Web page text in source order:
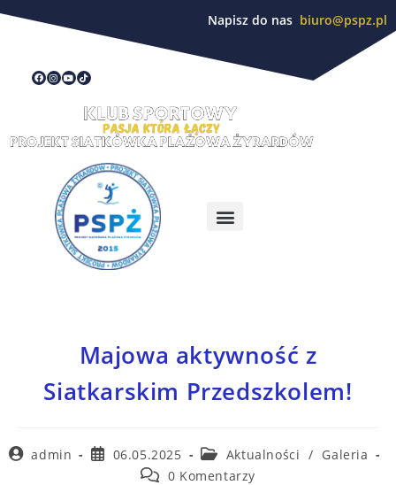
Napisz do nas biuro@pspz.pl
Majowa aktywność z
Siatkarskim Przedszkolem!
admin 06.05.2025 Aktualności / Galeria
0 Komentarzy